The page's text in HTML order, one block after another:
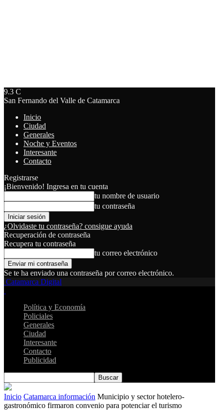
9.3 C
San Fernando del Valle de Catamarca
Inicio
Ciudad
Generales
Noche y Eventos
Interesante
Contacto
Registrarse
¡Bienvenido! Ingresa en tu cuenta
tu nombre de usuario
tu contraseña
¿Olvidaste tu contraseña? consigue ayuda
Recuperación de contraseña
Recupera tu contraseña
tu correo electrónico
Se te ha enviado una contraseña por correo electrónico.
Catamarca Digital
Política y Economía
Policiales
Generales
Ciudad
Interesante
Contacto
Publicidad
Inicio Catamarca información Municipio y sector hotelero-
gastronómico firmaron convenio para potenciar el turismo